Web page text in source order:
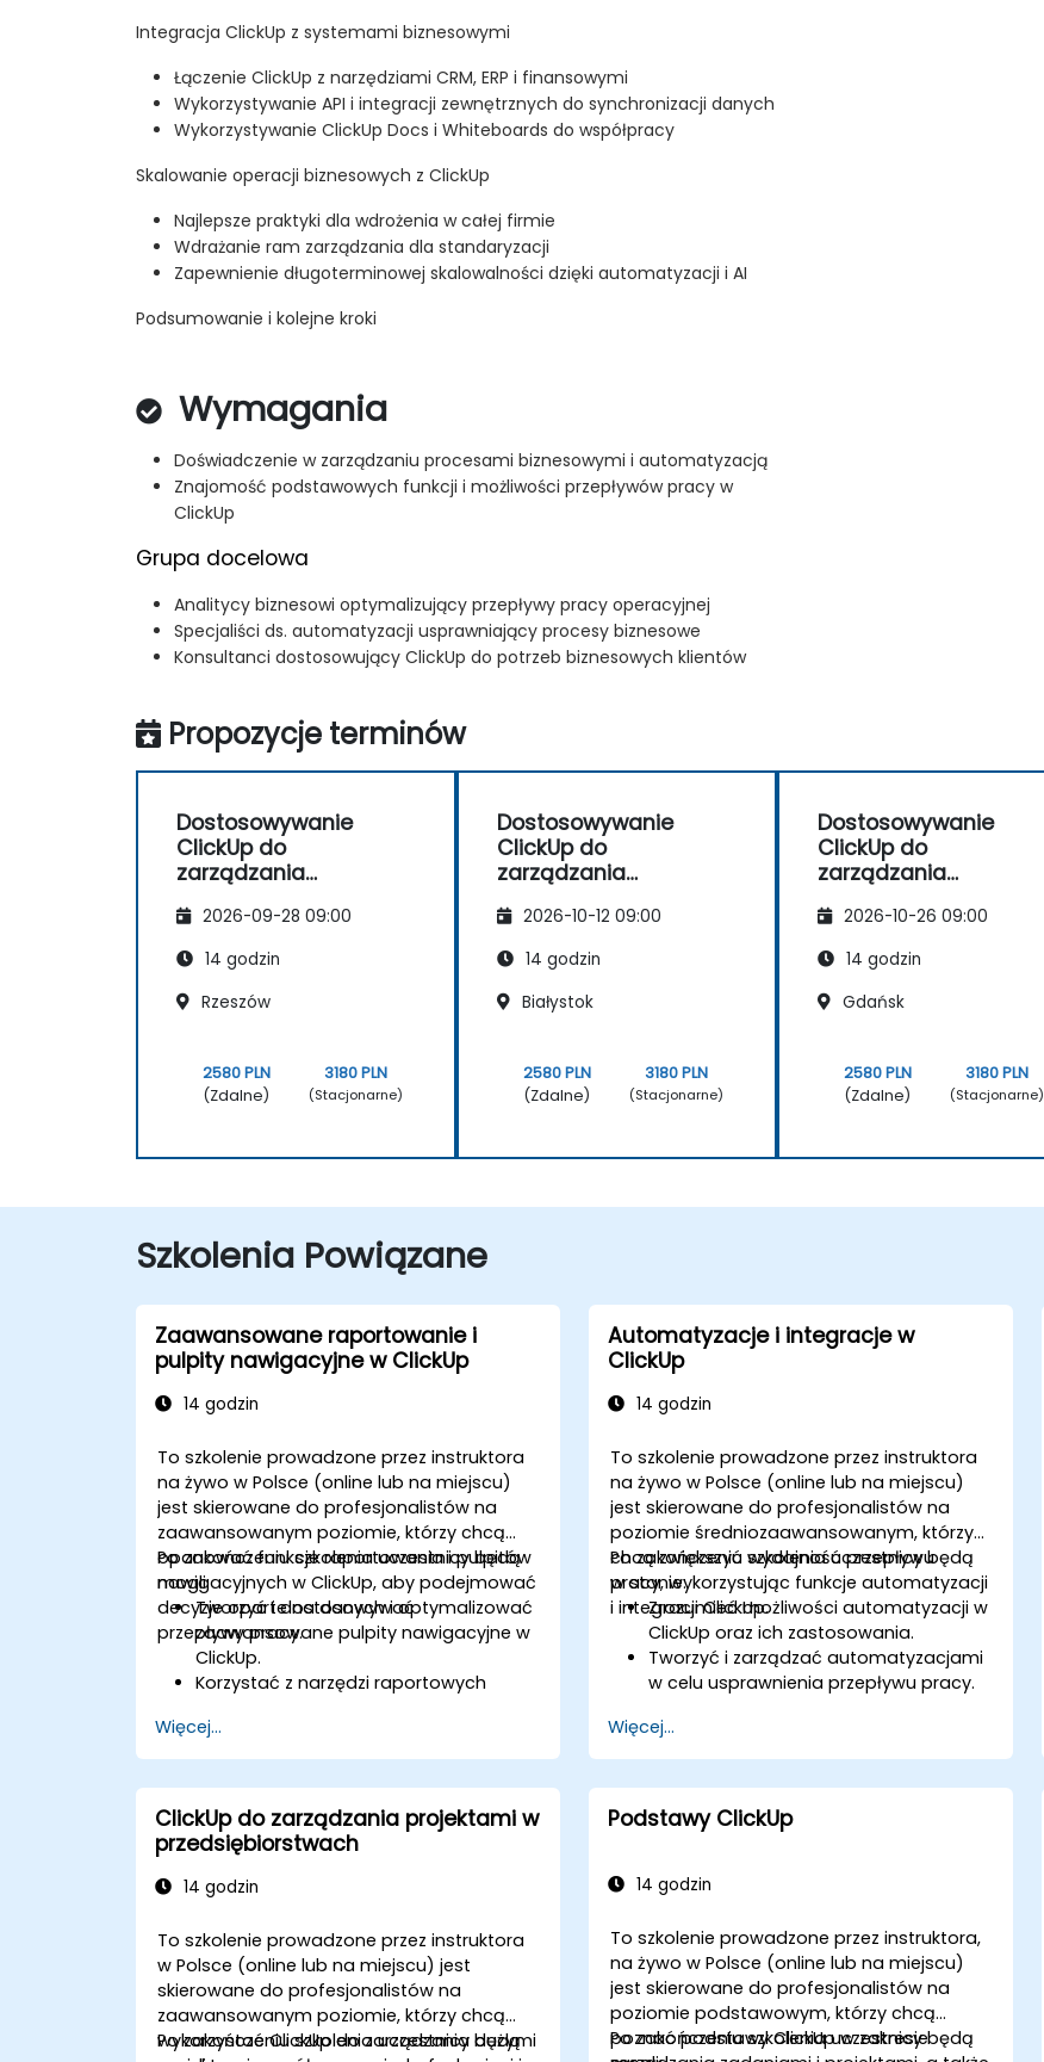
Integracja ClickUp z systemami biznesowymi
Łączenie ClickUp z narzędziami CRM, ERP i finansowymi
Wykorzystywanie API i integracji zewnętrznych do synchronizacji danych
Wykorzystywanie ClickUp Docs i Whiteboards do współpracy
Skalowanie operacji biznesowych z ClickUp
Najlepsze praktyki dla wdrożenia w całej firmie
Wdrażanie ram zarządzania dla standaryzacji
Zapewnienie długoterminowej skalowalności dzięki automatyzacji i AI
Podsumowanie i kolejne kroki
Wymagania
Doświadczenie w zarządzaniu procesami biznesowymi i automatyzacją
Znajomość podstawowych funkcji i możliwości przepływów pracy w
ClickUp
Grupa docelowa
Analitycy biznesowi optymalizujący przepływy pracy operacyjnej
Specjaliści ds. automatyzacji usprawniający procesy biznesowe
Konsultanci dostosowujący ClickUp do potrzeb biznesowych klientów
Propozycje terminów
Dostosowywanie
ClickUp do
zarządzania
procesami
biznesowymi
2026-09-28 09:00
14 godzin
Rzeszów
2580 PLN
(Zdalne)
3180 PLN
(Stacjonarne)
Dostosowywanie
ClickUp do
zarządzania
procesami
biznesowymi
2026-10-12 09:00
14 godzin
Białystok
2580 PLN
(Zdalne)
3180 PLN
(Stacjonarne)
Dostosowywanie
ClickUp do
zarządzania
procesami
biznesowymi
2026-10-26 09:00
14 godzin
Gdańsk
2580 PLN
(Zdalne)
3180 PLN
(Stacjonarne)
Szkolenia Powiązane
Zaawansowane raportowanie i
pulpity nawigacyjne w ClickUp
14 godzin
To szkolenie prowadzone przez instruktora
na żywo w Polsce (online lub na miejscu)
jest skierowane do profesjonalistów na
zaawansowanym poziomie, którzy chcą
opanować funkcje raportowania i pulpitów
nawigacyjnych w ClickUp, aby podejmować
decyzje oparte na danych i optymalizować
przepływy pracy.
Po zakończeniu szkolenia uczestnicy będą
mogli:
Tworzyć i dostosowywać
zaawansowane pulpity nawigacyjne w
ClickUp.
Korzystać z narzędzi raportowych
wskaźników wydajności (KPI).
Automatyzować zbieranie i wizualizację
danych.
Integrować zewnętrzne źródła danych
w celu uzyskania kompleksowej analizy.
Optymalizować pulpity nawigacyjne
pod kątem współpracy zespołowej i
Więcej...
Automatyzacje i integracje w
ClickUp
14 godzin
To szkolenie prowadzone przez instruktora
na żywo w Polsce (online lub na miejscu)
jest skierowane do profesjonalistów na
poziomie średniozaawansowanym, którzy
chcą zwiększyć wydajność przepływu
pracy, wykorzystując funkcje automatyzacji
i integracji ClickUp.
Po zakończeniu szkolenia uczestnicy będą
w stanie:
Zrozumieć możliwości automatyzacji w
ClickUp oraz ich zastosowania.
Tworzyć i zarządzać automatyzacjami
w celu usprawnienia przepływu pracy.
trzecich, takimi jak Slack, Google Drive i
Zapier.
Konfigurować wyzwalacze, warunki i
działania do zarządzania zadaniami w
sposób zautomatyzowany.
zespołową poprzez automatyzację i
Więcej...
ClickUp do zarządzania projektami w
przedsiębiorstwach
14 godzin
To szkolenie prowadzone przez instruktora
w Polsce (online lub na miejscu) jest
skierowane do profesjonalistów na
zaawansowanym poziomie, którzy chcą
wykorzystać ClickUp do zarządzania dużymi
Po zakończeniu szkolenia uczestnicy będą
Podstawy ClickUp
14 godzin
To szkolenie prowadzone przez instruktora,
na żywo w Polsce (online lub na miejscu)
jest skierowane do profesjonalistów na
poziomie podstawowym, którzy chcą
poznać podstawy ClickUp w zakresie
Po zakończeniu szkolenia uczestnicy będą